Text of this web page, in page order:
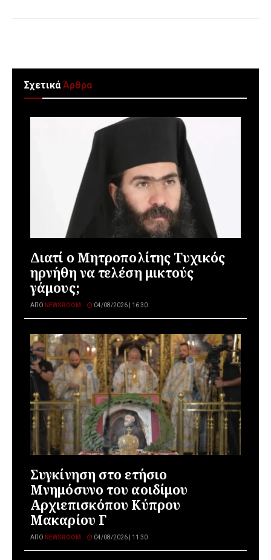
ΣχετικάΆρθρα
Διατί ο Μητροπολίτης Τυχικός
ηρνήθη να τελέση μικτούς
γάμους;
ΑΠΌ NEWSROOM 04/08/2026 | 16:30
Συγκίνηση στο ετήσιο
Μνημόσυνο του αοιδίμου
Αρχιεπισκόπου Κύπρου
Μακαρίου Γ
ΑΠΌ NEWSROOM 04/08/2026 | 11:30